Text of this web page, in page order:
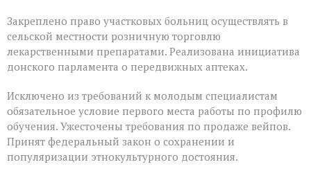
Закреплено право участковых больниц осуществлять в
сельской местности розничную торговлю
лекарственными препаратами. Реализована инициатива
донского парламента о передвижных аптеках.
Исключено из требований к молодым специалистам
обязательное условие первого места работы по профилю
обучения. Ужесточены требования по продаже вейпов.
Принят федеральный закон о сохранении и
популяризации этнокультурного достояния.